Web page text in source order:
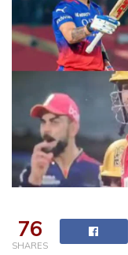
76
SHARES